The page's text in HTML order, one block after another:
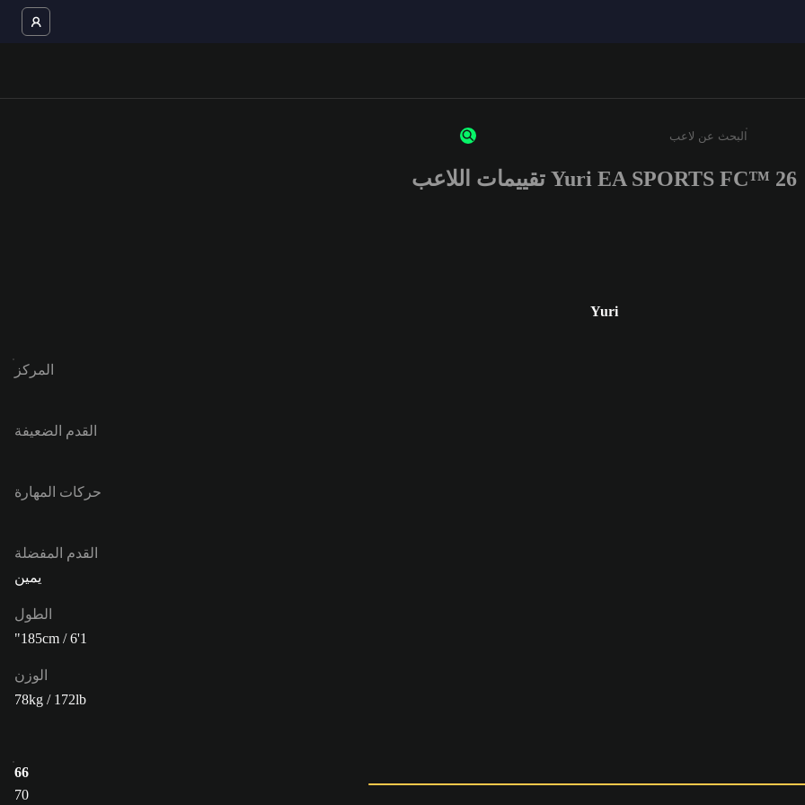
أدخل 3 أحرف أو أرقام على الأقل
Yuri EA SPORTS FC™ 26 تقييمات اللاعب
Yuri
المركز
القدم الضعيفة
حركات المهارة
القدم المفضلة
يمين
الطول
185cm / 6'1"
الوزن
78kg / 172lb
66
70